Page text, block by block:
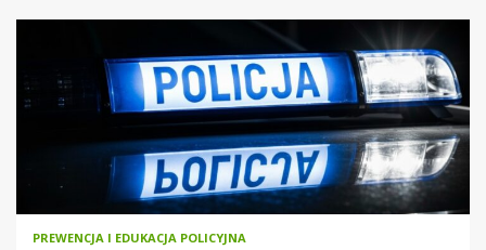
PREWENCJA I EDUKACJA POLICYJNA